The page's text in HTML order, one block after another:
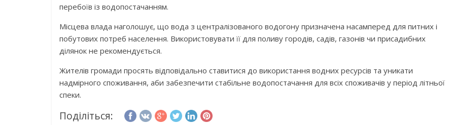
перебоїв із водопостачанням.
Місцева влада наголошує, що вода з централізованого водогону призначена насамперед для питних і
побутових потреб населення. Використовувати її для поливу городів, садів, газонів чи присадибних
ділянок не рекомендується.
Жителів громади просять відповідально ставитися до використання водних ресурсів та уникати
надмірного споживання, аби забезпечити стабільне водопостачання для всіх споживачів у період літньої
спеки.
Поділіться: